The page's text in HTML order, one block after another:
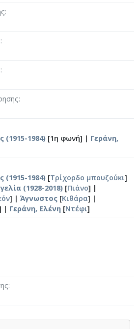
(1915-1984) [1η φωνή] | Γεράνη,
(1915-1984) [Τρίχορδο μπουζούκι]
(1928-2018) [Πιάνο] |
] | Άγνωστος [Κιθάρα] |
| Γεράνη, Ελένη [Ντέφι]